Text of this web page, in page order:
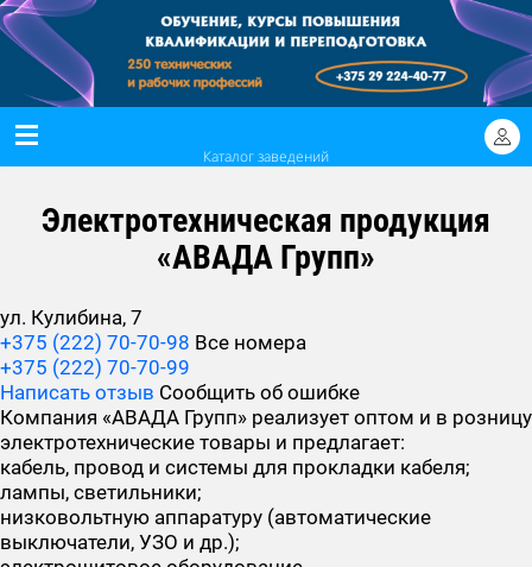
Каталог заведений
Электротехническая продукция
«АВАДА Групп»
ул. Кулибина, 7
+375 (222) 70-70-98 Все номера
+375 (222) 70-70-99
Написать отзыв Сообщить об ошибке
Компания «АВАДА Групп» реализует оптом и в розницу
электротехнические товары и предлагает:
кабель, провод и системы для прокладки кабеля;
лампы, светильники;
низковольтную аппаратуру (автоматические
выключатели, УЗО и др.);